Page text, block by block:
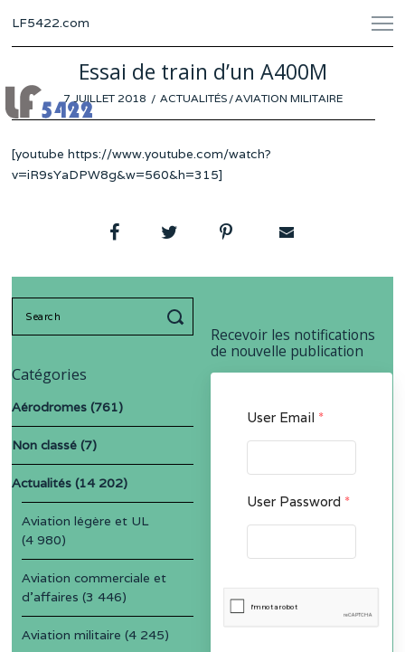
LF5422.com
Essai de train d’un A400M
POSTED
ON
7 JUILLET 2018 ACTUALITÉS /AVIATION MILITAIRE
[youtube https://www.youtube.com/watch?
v=iR9sYaDPW8g&w=560&h=315]
Recevoir les notifications
de nouvelle publication
User Email *
User Password *
Catégories
Aérodromes (761)
Non classé (7)
Actualités (14 202)
Aviation légère et UL
(4 980)
Aviation commerciale et
d'affaires (3 446)
Aviation militaire (4 245)